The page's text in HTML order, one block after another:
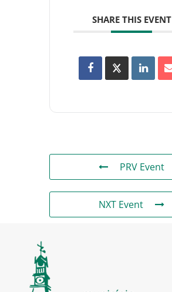
SHARE THIS EVENT
PRV Event
NXT Event